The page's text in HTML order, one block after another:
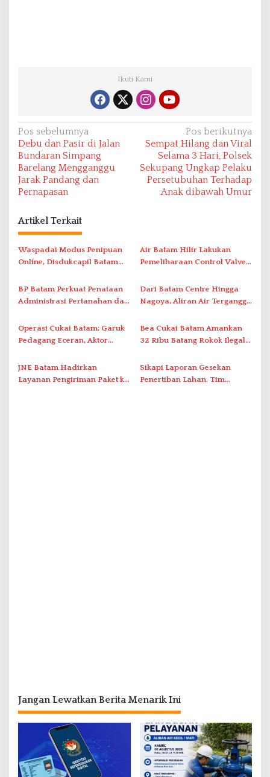
Ikuti Kami
N
a
v
i
a
s
i
p
o
s
Pos sebelumnya
Debu dan Pasir di Jalan
Bundaran Simpang
Barelang Mengganggu
Jarak Pandang dan
Pernapasan
Pos berikutnya
Sempat Hilang dan Viral
Selama 3 Hari, Polsek
Sekupang Ungkap Pelaku
Persetubuhan Terhadap
Anak dibawah Umur
Artikel Terkait
Waspadai Modus Penipuan
Online, Disdukcapil Batam
Tatap Muka
Air Batam Hilir Lakukan
Pemeliharaan Control Valve,
BP Batam Perkuat Penataan
Administrasi Pertanahan dan
Dari Batam Centre Hingga
Nagoya, Aliran Air Terganggu
Duriangkang
Operasi Cukai Batam: Garuk
Pedagang Eceran, Aktor
Tersentuh?
Bea Cukai Batam Amankan
32 Ribu Batang Rokok Ilegal
JNE Batam Hadirkan
Layanan Pengiriman Paket ke
Sikapi Laporan Gesekan
Penertiban Lahan, Tim
Jangan Lewatkan Berita Menarik Ini